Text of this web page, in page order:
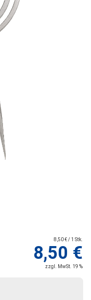
8,50 € / 1 Stk.
8,50 €
zzgl. MwSt. 19 %